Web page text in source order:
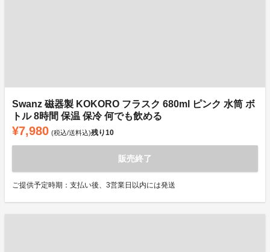
Swanz 磁器製 KOKORO フラスク 680ml ピンク 水筒 ボ
トル 8時間 保温 保冷 何でも飲める
¥7,980 (税込/送料込)残り10
販売終了
ご提供予定時期：支払い後、3営業日以内には発送